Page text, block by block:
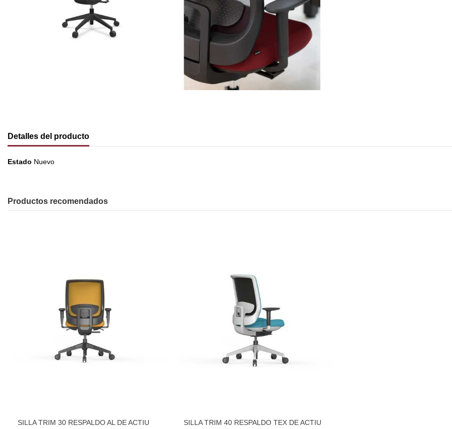
Detalles del producto
Estado Nuevo
Productos recomendados
SILLA TRIM 30 RESPALDO AL DE ACTIU
SILLA TRIM 40 RESPALDO TEX DE ACTIU